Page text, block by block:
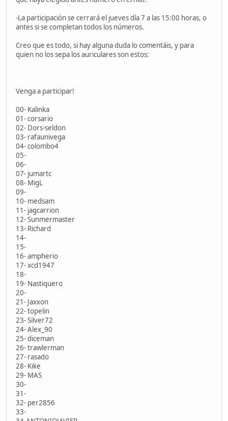
-La participación se cerrará el jueves día 7 a las 15:00 horas, o
antes si se completan todos los números.
Creo que es todo, si hay alguna duda lo comentáis, y para
quien no los sepa los auriculares son estos:
Venga a participar!
00- Kalinka
01- corsario
02- Dors-seldon
03- rafaunivega
04- colombo4
05-
06-
07- jumartc
08- MigL
09-
10- medsam
11- jagcarrion
12- Sunmermaster
13- Richard
14-
15-
16- ampherio
17- xcd1947
18-
19- Nastiquero
20-
21- Jaxxon
22- topelin
23- Silver72
24- Alex_90
25- diceman
26- trawlerman
27- rasado
28- Kike
29- MAS
30-
31-
32- per2856
33-